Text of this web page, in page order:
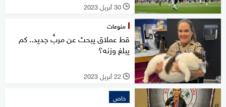
l 30 أبريل 2023
منوعات
قط عملاق يبحث عن مربٍّ جديد.. كم
يبلغ وزنه؟
l 22 أبريل 2023
خاص